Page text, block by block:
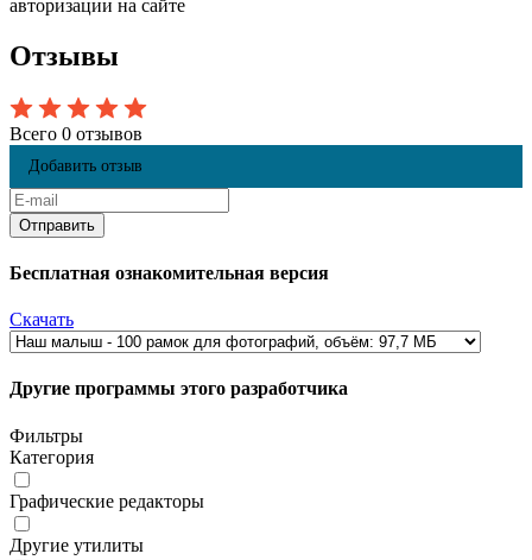
авторизации на сайте
Отзывы
Всего 0 отзывов
Добавить отзыв
Бесплатная ознакомительная версия
Скачать
Другие программы этого разработчика
Фильтры
Категория
Графические редакторы
Другие утилиты